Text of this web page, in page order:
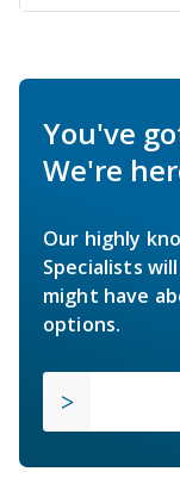
You've
We're
Our highly
Specialists
might have
options.